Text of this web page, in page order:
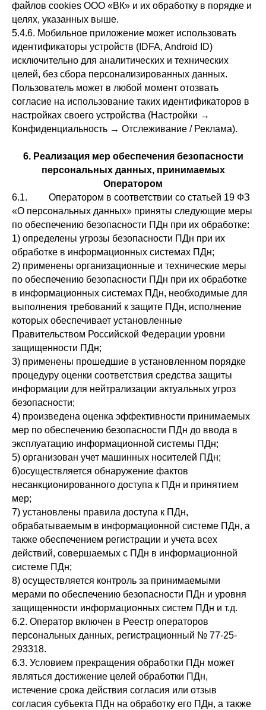
файлов cookies ООО «ВК» и их обработку в порядке и
целях, указанных выше.
5.4.6. Мобильное приложение может использовать
идентификаторы устройств (IDFA, Android ID)
исключительно для аналитических и технических
целей, без сбора персонализированных данных.
Пользователь может в любой момент отозвать
согласие на использование таких идентификаторов в
настройках своего устройства (Настройки →
Конфиденциальность → Отслеживание / Реклама).
6. Реализация мер обеспечения безопасности
персональных данных, принимаемых
Оператором
6.1. Оператором в соответствии со статьей 19 ФЗ
«О персональных данных» приняты следующие меры
по обеспечению безопасности ПДн при их обработке:
1) определены угрозы безопасности ПДн при их
обработке в информационных системах ПДн;
2) применены организационные и технические меры
по обеспечению безопасности ПДн при их обработке
в информационных системах ПДн, необходимые для
выполнения требований к защите ПДн, исполнение
которых обеспечивает установленные
Правительством Российской Федерации уровни
защищенности ПДн;
3) применены прошедшие в установленном порядке
процедуру оценки соответствия средства защиты
информации для нейтрализации актуальных угроз
безопасности;
4) произведена оценка эффективности принимаемых
мер по обеспечению безопасности ПДн до ввода в
эксплуатацию информационной системы ПДн;
5) организован учет машинных носителей ПДн;
6)осуществляется обнаружение фактов
несанкционированного доступа к ПДн и принятием
мер;
7) установлены правила доступа к ПДн,
обрабатываемым в информационной системе ПДн, а
также обеспечением регистрации и учета всех
действий, совершаемых с ПДн в информационной
системе ПДн;
8) осуществляется контроль за принимаемыми
мерами по обеспечению безопасности ПДн и уровня
защищенности информационных систем ПДн и т.д.
6.2. Оператор включен в Реестр операторов
персональных данных, регистрационный № 77-25-
293318.
6.3. Условием прекращения обработки ПДн может
являться достижение целей обработки ПДн,
истечение срока действия согласия или отзыв
согласия субъекта ПДн на обработку его ПДн, а также